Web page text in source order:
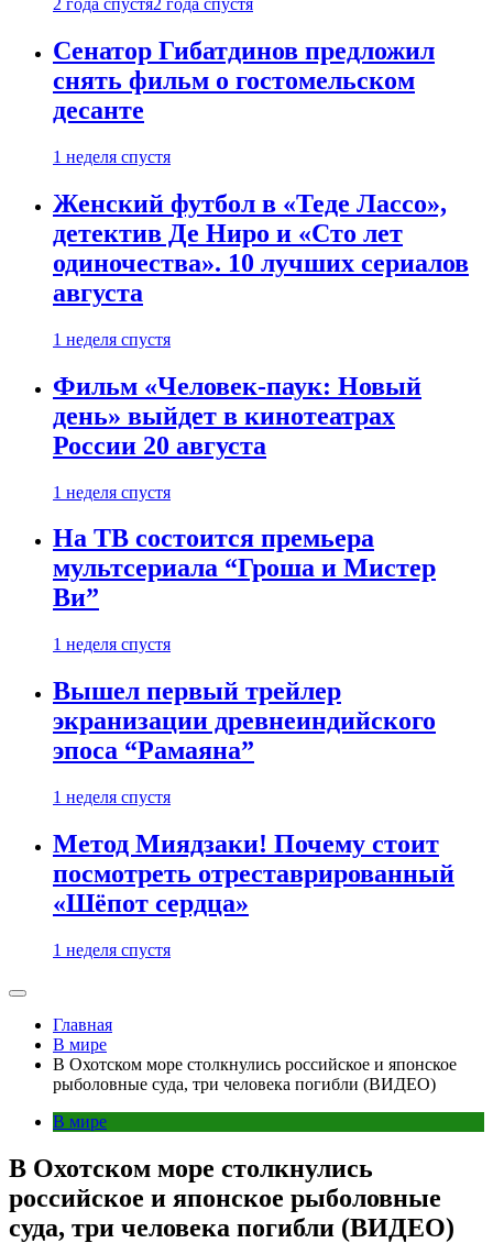
2 года спустя2 года спустя
Сенатор Гибатдинов предложил
снять фильм о гостомельском
десанте
1 неделя спустя
Женский футбол в «Теде Лассо»,
детектив Де Ниро и «Сто лет
одиночества». 10 лучших сериалов
августа
1 неделя спустя
Фильм «Человек-паук: Новый
день» выйдет в кинотеатрах
России 20 августа
1 неделя спустя
На ТВ состоится премьера
мультсериала “Гроша и Мистер
Ви”
1 неделя спустя
Вышел первый трейлер
экранизации древнеиндийского
эпоса “Рамаяна”
1 неделя спустя
Метод Миядзаки! Почему стоит
посмотреть отреставрированный
«Шёпот сердца»
1 неделя спустя
Главная
В мире
В Охотском море столкнулись российское и японское
рыболовные суда, три человека погибли (ВИДЕО)
В мире
В Охотском море столкнулись
российское и японское рыболовные
суда, три человека погибли (ВИДЕО)